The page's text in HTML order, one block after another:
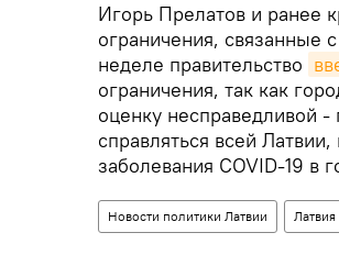
Игорь Прелатов и ранее
ограничения, связанные
неделе правительство
ограничения, так как
оценку несправедливой -
справляться всей
заболевания COVID-19 в
Новости политики Латвии Латвия